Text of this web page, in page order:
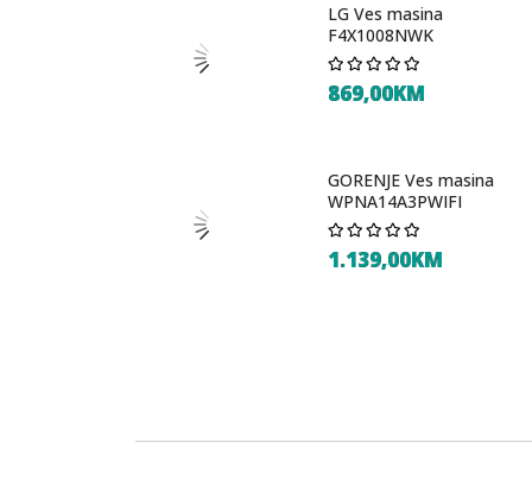
LG Ves masina
F4X1008NWK
869,00KM
GORENJE Ves masina
WPNA14A3PWIFI
1.139,00KM